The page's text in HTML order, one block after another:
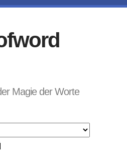
Magie der Worte